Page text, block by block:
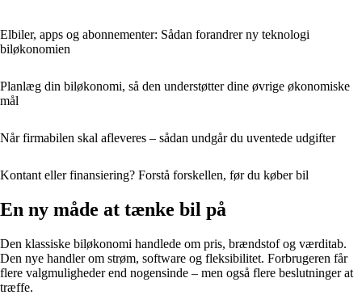
Elbiler, apps og abonnementer: Sådan forandrer ny teknologi
biløkonomien
Planlæg din biløkonomi, så den understøtter dine øvrige økonomiske
mål
Når firmabilen skal afleveres – sådan undgår du uventede udgifter
Kontant eller finansiering? Forstå forskellen, før du køber bil
En ny måde at tænke bil på
Den klassiske biløkonomi handlede om pris, brændstof og værditab.
Den nye handler om strøm, software og fleksibilitet. Forbrugeren får
flere valgmuligheder end nogensinde – men også flere beslutninger at
træffe.